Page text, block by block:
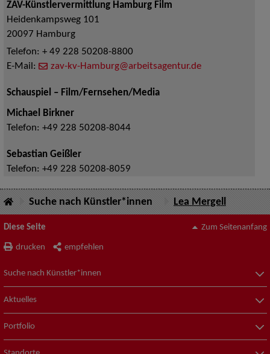
ZAV-Künstlervermittlung Hamburg Film
Heidenkampsweg 101
20097 Hamburg
Telefon: + 49 228 50208-8800
E-Mail:
zav-kv-Hamburg@arbeitsagentur.de
Schauspiel – Film/Fernsehen/Media
Michael Birkner
Telefon: +49 228 50208-8044
Sebastian Geißler
Telefon: +49 228 50208-8059
Suche nach Künstler*innen Lea Mergell
Diese Seite
drucken empfehlen
Zum Seitenanfang
Suche nach Künstler*innen
Aktuelles
Portfolio